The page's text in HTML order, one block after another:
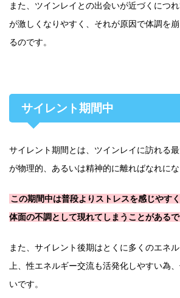
また、ツインレイとの出会いが近づくにつ
が激しくなりやすく、それが原因で体調を
るのです。
サイレント期間中
サイレント期間とは、ツインレイに訪れる
が物理的、あるいは精神的に離ればなれにな
この期間中は普段よりストレスを感じやす
体面の不調として現れてしまうことがあるで
また、サイレント後期はとくに多くのエネ
上、性エネルギー交流も活発化しやすい為
いです。